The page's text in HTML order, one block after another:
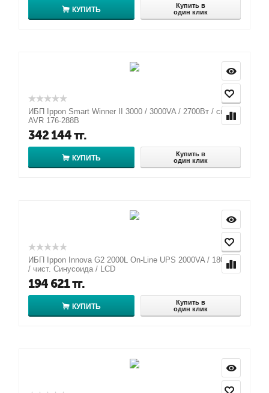
КУПИТЬ
Купить в
один клик
ИБП Ippon Smart Winner II 3000 / 3000VA / 2700Вт / син. /
AVR 176-288В
342 144тг.
КУПИТЬ
Купить в
один клик
ИБП Ippon Innova G2 2000L On-Line UPS 2000VA / 1800Вт
/ чист. Синусоида / LCD
194 621тг.
КУПИТЬ
Купить в
один клик